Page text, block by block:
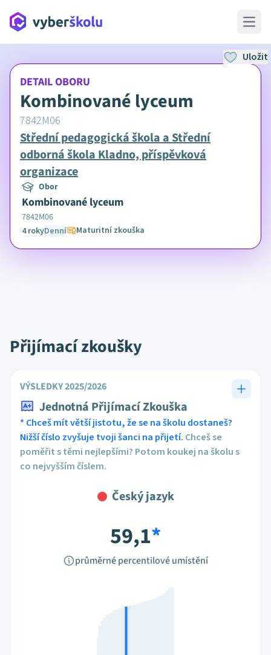
Open
DETAIL OBORU
Kombinované lyceum
7842M06
Střední pedagogická škola a Střední
odborná škola Kladno, příspěvková
organizace
Obor
Kombinované lyceum
7842M06
4 rokyDenní Maturitní zkouška
Uložit
Přijímací zkoušky
VÝSLEDKY 2025/2026
Jednotná Přijímací Zkouška
* Chceš mít větší jistotu, že se na školu dostaneš?
Nižší číslo zvyšuje tvoji šanci na přijetí. Chceš se
poměřit s těmi nejlepšími? Potom koukej na školu s
co nejvyšším číslem.
Český jazyk
59,1*
průměrné percentilové umístění